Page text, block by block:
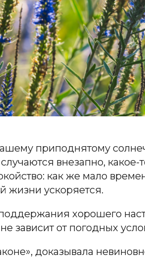
приподнятому
внезапно, какое-
как же мало
жизни ускоряется.
хорошего
зависит от погодных
доказывала